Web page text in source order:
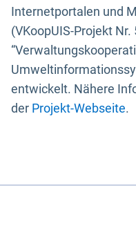
Internetportalen und
(VKoopUIS-Projekt
entwickelt. Nähere
der Projekt-Webseite.